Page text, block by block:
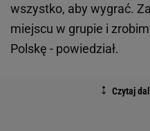
wszystko, aby wygrać.
miejscu w grupie i
Polskę - powiedział.